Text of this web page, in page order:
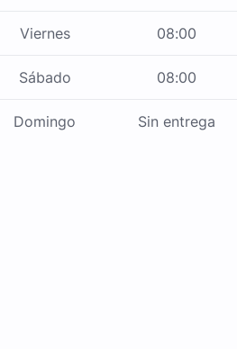
Viernes 08:00
Sábado 08:00
Domingo Sin entrega